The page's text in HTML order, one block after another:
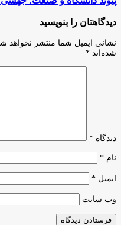
بزرگداشت
نخبگان
علم
فناوری
جهان
و
صنعت؛
جهشی
نوین
اشتغال‌زایی
دیدگاهتان را بنویسید
نشانی ایمیل شما منتشر نخواهد
شده‌اند *
دیدگاه *
نام *
ایمیل *
وب‌ سایت